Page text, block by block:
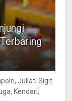
Juliati Sigit
Kendari,